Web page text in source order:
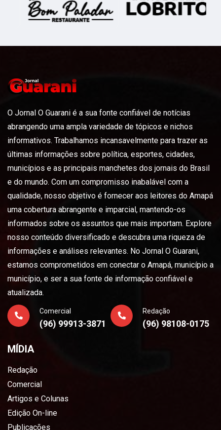
O Jornal O Guarani é a sua fonte confiável de notícias
abrangendo uma ampla variedade de tópicos e nichos
informativos. Trabalhamos incansavelmente para trazer as
últimas informações sobre política, esportes, cidades,
municípios e as principais manchetes dos jornais do Brasil
e do mundo. Com um compromisso inabalável com a
qualidade, nosso objetivo é fornecer aos leitores do Amapá
uma cobertura abrangente e imparcial, mantendo-os
informados sobre os assuntos que mais importam. Explore
nosso conteúdo diversificado e descubra uma riqueza de
informações e análises relevantes. No Jornal O Guarani,
estamos comprometidos em conectar o Amapá, município a
município, e ser a sua fonte de informação confiável e
atualizada.
Comercial
(96) 99913-3871
Redação
(96) 98108-0175
MÍDIA
Redação
Comercial
Artigos e Colunas
Edição On-line
Publicações